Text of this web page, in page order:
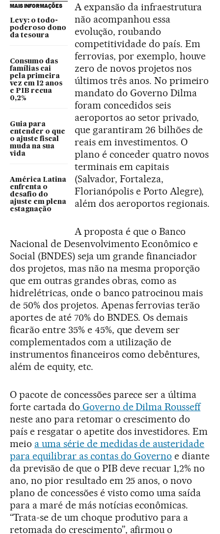
MAIS INFORMAÇÕES
Levy: o todo-
poderoso dono
da tesoura
Consumo das
famílias cai
pela primeira
vez em 12 anos
e PIB recua
0,2%
Guia para
entender o que
o ajuste fiscal
muda na sua
vida
América Latina
enfrenta o
desafio do
ajuste em plena
estagnação
A expansão da infraestrutura
não acompanhou essa
evolução, roubando
competitividade do país. Em
ferrovias, por exemplo, houve
zero de novos projetos nos
últimos três anos. No primeiro
mandato do Governo Dilma
foram concedidos seis
aeroportos ao setor privado,
que garantiram 26 bilhões de
reais em investimentos. O
plano é conceder quatro novos
terminais em capitais
(Salvador, Fortaleza,
Florianópolis e Porto Alegre),
além dos aeroportos regionais.
A proposta é que o Banco
Nacional de Desenvolvimento Econômico e
Social (BNDES) seja um grande financiador
dos projetos, mas não na mesma proporção
que em outras grandes obras, como as
hidrelétricas, onde o banco patrocinou mais
de 50% dos projetos. Apenas ferrovias terão
aportes de até 70% do BNDES. Os demais
ficarão entre 35% e 45%, que devem ser
complementados com a utilização de
instrumentos financeiros como debêntures,
além de equity, etc.
O pacote de concessões parece ser a última
forte cartada do Governo de Dilma Rousseff
neste ano para retomar o crescimento do
país e resgatar o apetite dos investidores. Em
meio a uma série de medidas de austeridade
para equilibrar as contas do Governo e diante
da previsão de que o PIB deve recuar 1,2% no
ano, no pior resultado em 25 anos, o novo
plano de concessões é visto como uma saída
para a maré de más notícias econômicas.
“Trata-se de um choque produtivo para a
retomada do crescimento”, afirmou o